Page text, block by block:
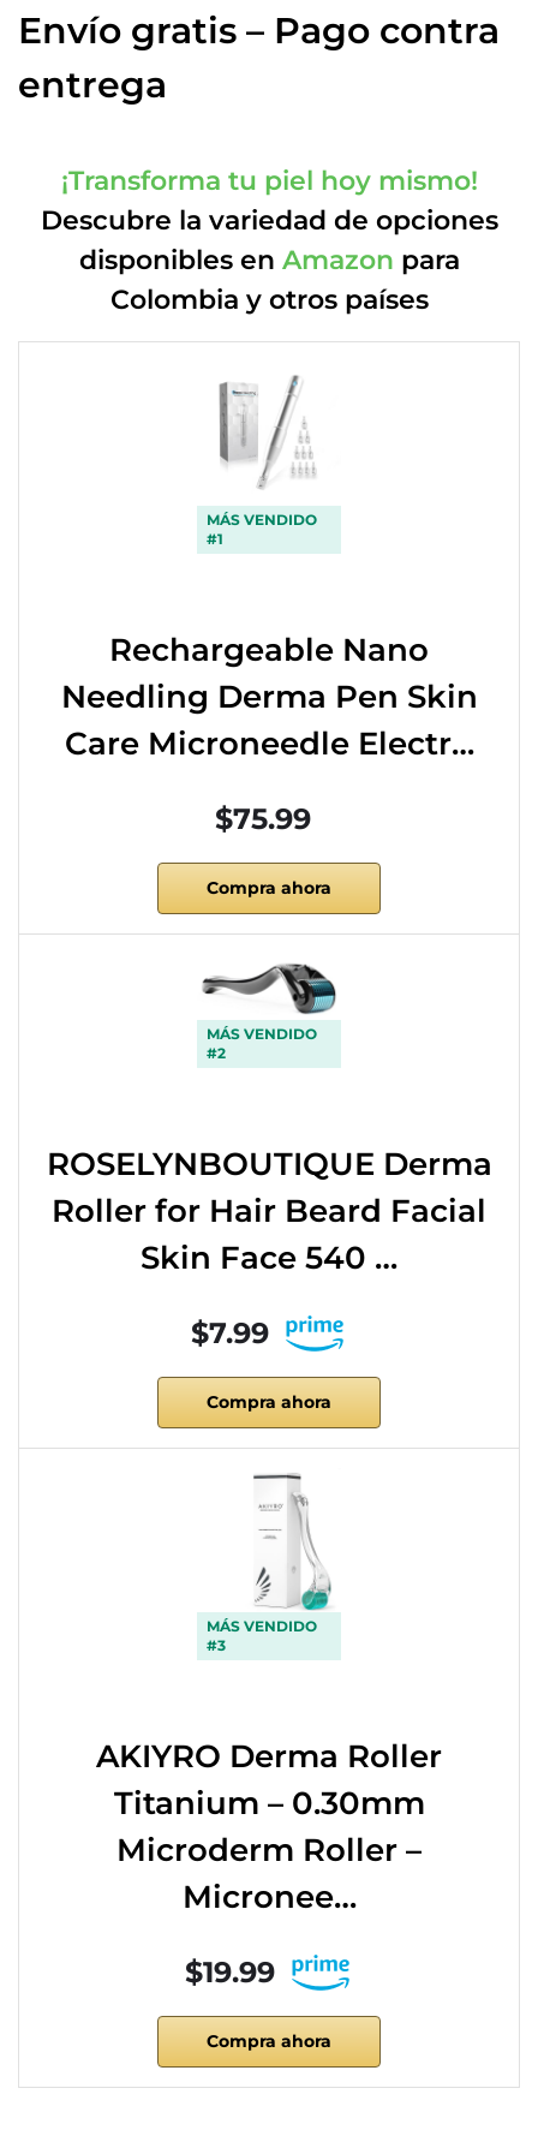
Envío gratis – Pago contra
entrega
¡Transforma tu piel hoy mismo!
Descubre la variedad de opciones
disponibles en Amazon para
Colombia y otros países
MÁS VENDIDO
#1
Rechargeable Nano
Needling Derma Pen Skin
Care Microneedle Electr…
$75.99
Compra ahora
MÁS VENDIDO
#2
ROSELYNBOUTIQUE Derma
Roller for Hair Beard Facial
Skin Face 540 …
$7.99
Compra ahora
MÁS VENDIDO
#3
AKIYRO Derma Roller
Titanium – 0.30mm
Microderm Roller –
Micronee…
$19.99
Compra ahora